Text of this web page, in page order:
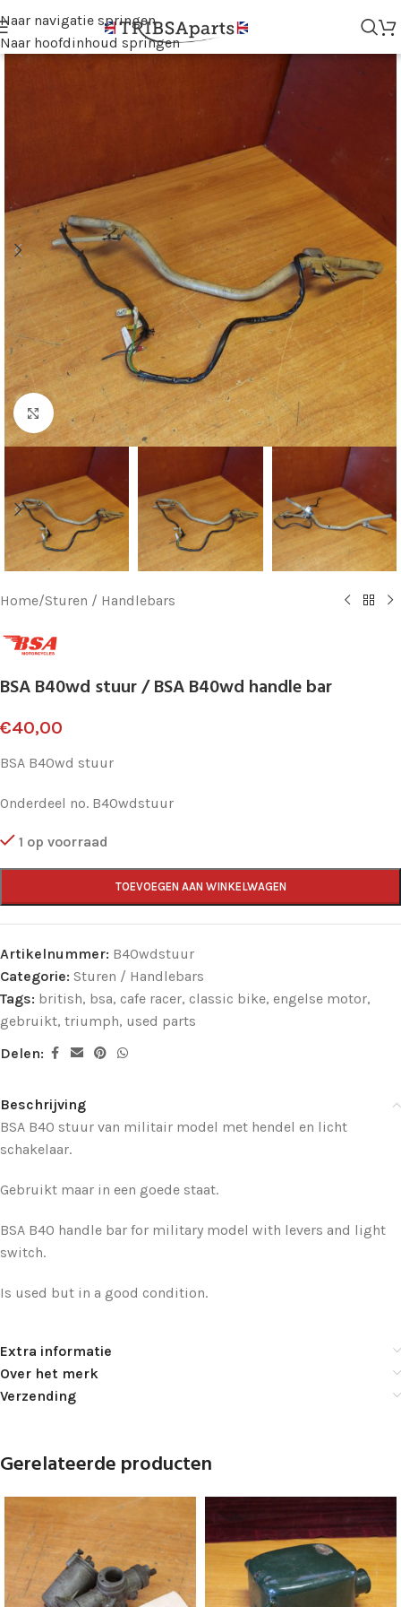
Naar navigatie springen
Naar hoofdinhoud springen
Klik voor vergroting
Home/Sturen / Handlebars
BSA B40wd stuur / BSA B40wd handle bar
€40,00
BSA B40wd stuur
Onderdeel no. B40wdstuur
1 op voorraad
TOEVOEGEN AAN WINKELWAGEN
Artikelnummer: B40wdstuur
Categorie: Sturen / Handlebars
Tags: british, bsa, cafe racer, classic bike, engelse motor,
gebruikt, triumph, used parts
Delen:
Beschrijving
BSA B40 stuur van militair model met hendel en licht
schakelaar.
Gebruikt maar in een goede staat.
BSA B40 handle bar for military model with levers and light
switch.
Is used but in a good condition.
Extra informatie
Over het merk
Verzending
Gerelateerde producten